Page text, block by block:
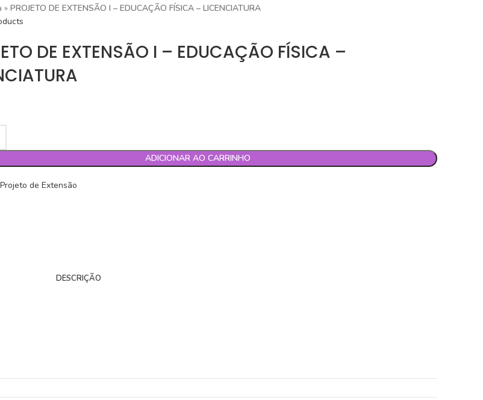
»PROJETO DE EXTENSÃO I – EDUCAÇÃO FÍSICA – LICENCIATURA
DE EXTENSÃO I – EDUCAÇÃO FÍSICA –
ADICIONAR AO CARRINHO
Projeto de Extensão
DESCRIÇÃO